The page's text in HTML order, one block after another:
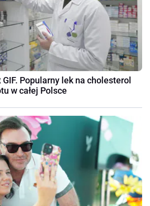
Popularny lek na cholesterol
w całej Polsce